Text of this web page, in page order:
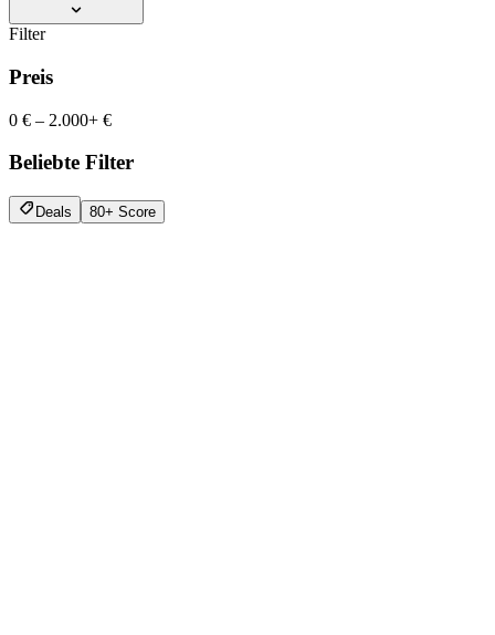
Filter
Preis
0 € – 2.000+ €
Beliebte Filter
Deals 80+ Score